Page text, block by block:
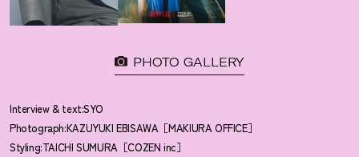
PHOTO GALLERY
Interview & text:SYO
Photograph:KAZUYUKI EBISAWA［MAKIURA OFFICE］
Styling:TAICHI SUMURA［COZEN inc］